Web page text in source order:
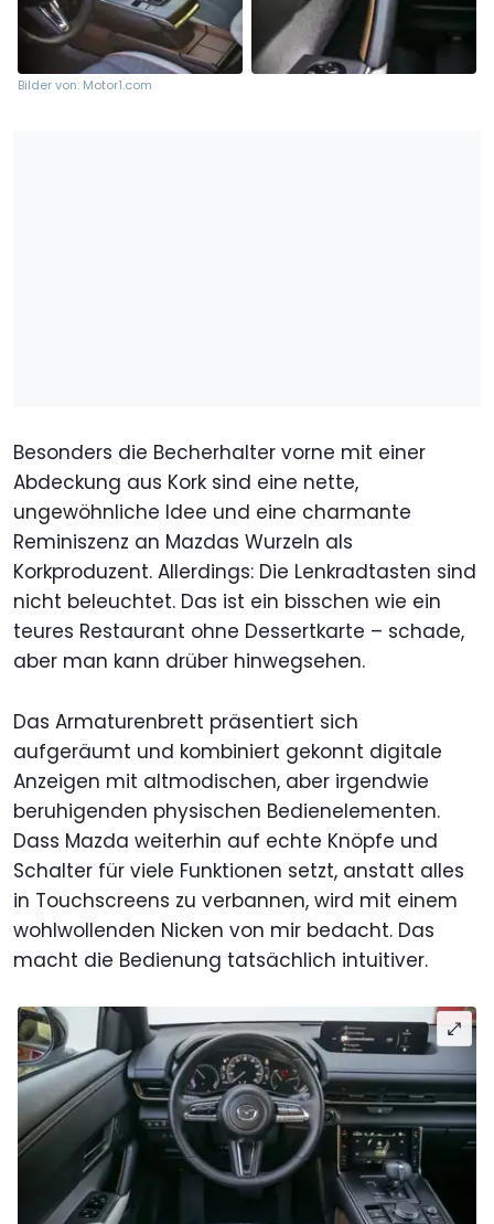
Bilder von: Motor1.com
Besonders die Becherhalter vorne mit einer
Abdeckung aus Kork sind eine nette,
ungewöhnliche Idee und eine charmante
Reminiszenz an Mazdas Wurzeln als
Korkproduzent. Allerdings: Die Lenkradtasten sind
nicht beleuchtet. Das ist ein bisschen wie ein
teures Restaurant ohne Dessertkarte – schade,
aber man kann drüber hinwegsehen.
Das Armaturenbrett präsentiert sich
aufgeräumt und kombiniert gekonnt digitale
Anzeigen mit altmodischen, aber irgendwie
beruhigenden physischen Bedienelementen.
Dass Mazda weiterhin auf echte Knöpfe und
Schalter für viele Funktionen setzt, anstatt alles
in Touchscreens zu verbannen, wird mit einem
wohlwollenden Nicken von mir bedacht. Das
macht die Bedienung tatsächlich intuitiver.